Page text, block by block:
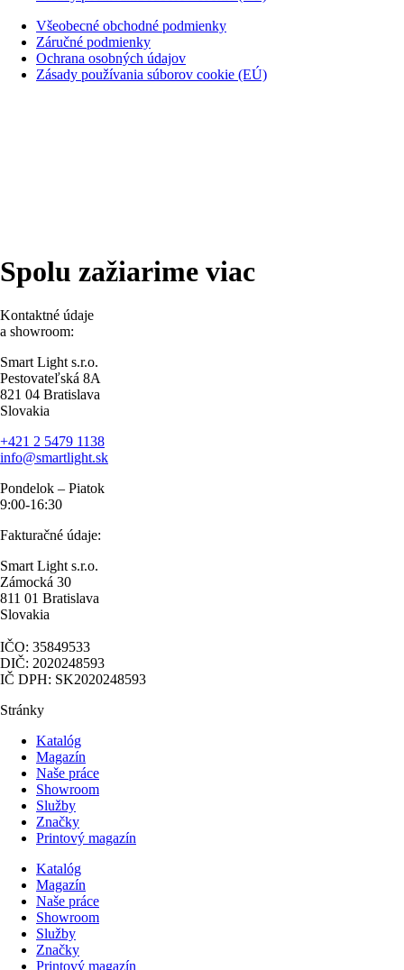
Všeobecné obchodné podmienky
Záručné podmienky
Ochrana osobných údajov
Zásady používania súborov cookie (EÚ)
Spolu zažiarime viac
Kontaktné údaje
a showroom:
Smart Light s.r.o.
Pestovateľská 8A
821 04 Bratislava
Slovakia
+421 2 5479 1138
info@smartlight.sk
Pondelok – Piatok
9:00-16:30
Fakturačné údaje:
Smart Light s.r.o.
Zámocká 30
811 01 Bratislava
Slovakia
IČO: 35849533
DIČ: 2020248593
IČ DPH: SK2020248593
Stránky
Katalóg
Magazín
Naše práce
Showroom
Služby
Značky
Printový magazín
Katalóg
Magazín
Naše práce
Showroom
Služby
Značky
Printový magazín